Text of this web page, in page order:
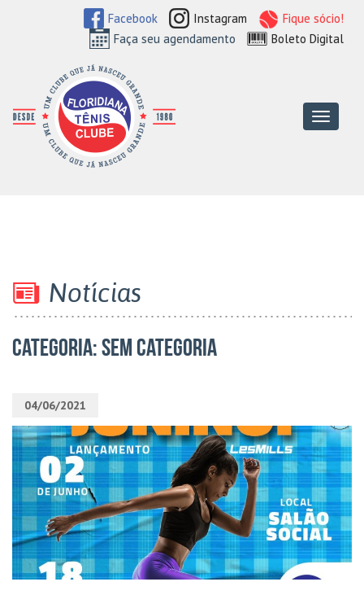
Facebook Instagram
Fique sócio!
Faça seu agendamento
Boleto Digital
Menu
Notícias
Categoria:Sem categoria
04/06/2021